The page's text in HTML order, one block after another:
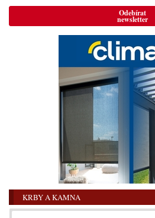
Odebírat
newsletter
KRBY A KAMNA